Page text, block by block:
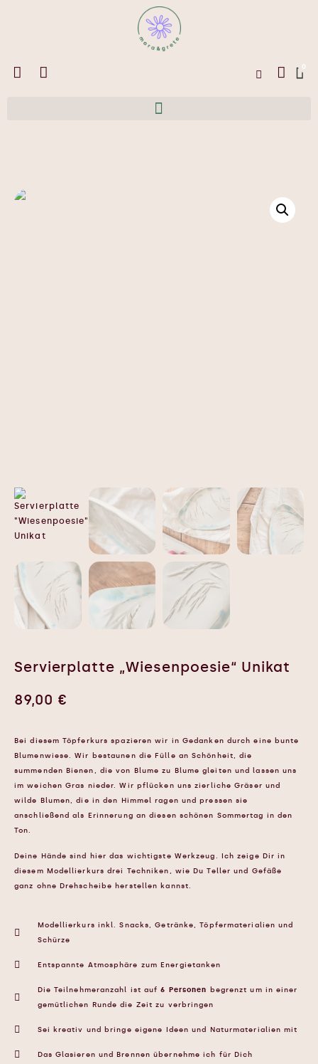
0
Servierplatte „Wiesenpoesie“ Unikat
89,00 €
Bei diesem Töpferkurs spazieren wir in Gedanken durch eine bunte
Blumenwiese. Wir bestaunen die Fülle an Schönheit, die
summenden Bienen, die von Blume zu Blume gleiten und lassen uns
im weichen Gras nieder. Wir pflücken uns zierliche Gräser und
wilde Blumen, die in den Himmel ragen und pressen sie
anschließend als Erinnerung an diesen schönen Sommertag in den
Ton.
Deine Hände sind hier das wichtigste Werkzeug. Ich zeige Dir in
diesem Modellierkurs drei Techniken, wie Du Teller und Gefäße
ganz ohne Drehscheibe herstellen kannst.
Modellierkurs inkl. Snacks, Getränke, Töpfermaterialien und
Schürze
Entspannte Atmosphäre zum Energietanken
Die Teilnehmeranzahl ist auf6 Personen begrenzt um in einer
gemütlichen Runde die Zeit zu verbringen
Sei kreativ und bringe eigene Ideen und Naturmaterialien mit
Das Glasieren und Brennen übernehme ich für Dich